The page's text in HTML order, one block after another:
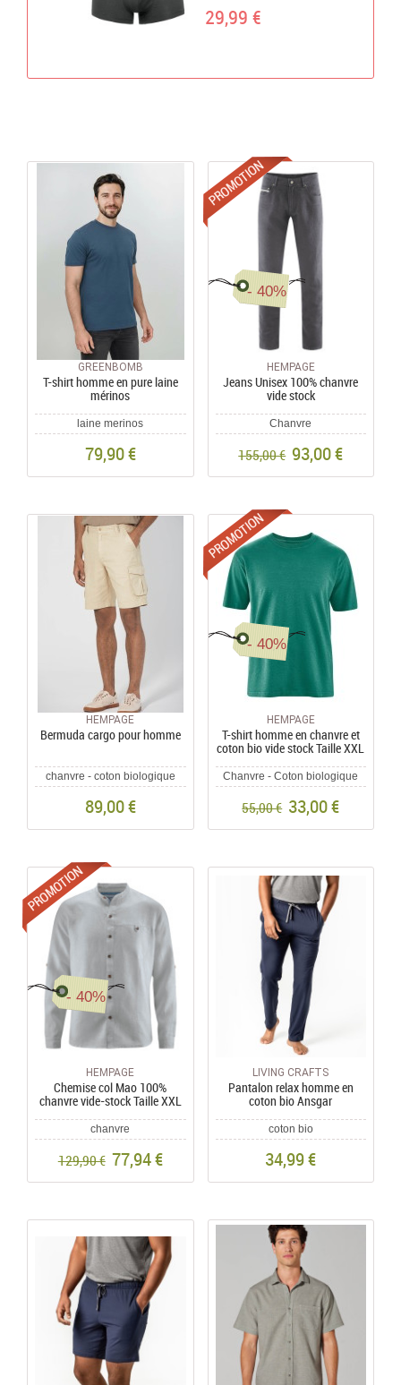
29,99 €
GREENBOMB
T-shirt homme en pure laine
mérinos
laine merinos
79,90 €
Promotions
- 40%
HEMPAGE
Jeans Unisex 100% chanvre
vide stock
Chanvre
155,00 € 93,00 €
HEMPAGE
Bermuda cargo pour homme
chanvre - coton biologique
89,00 €
Promotions
- 40%
HEMPAGE
T-shirt homme en chanvre et
coton bio vide stock Taille XXL
Chanvre - Coton biologique
55,00 € 33,00 €
Promotions
- 40%
HEMPAGE
Chemise col Mao 100%
chanvre vide-stock Taille XXL
chanvre
129,90 € 77,94 €
LIVING CRAFTS
Pantalon relax homme en
coton bio Ansgar
coton bio
34,99 €